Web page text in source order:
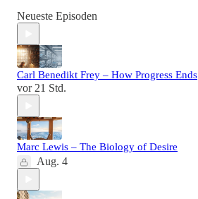
Neueste Episoden
Carl Benedikt Frey – How Progress Ends
vor 21 Std.
Marc Lewis – The Biology of Desire
Aug. 4